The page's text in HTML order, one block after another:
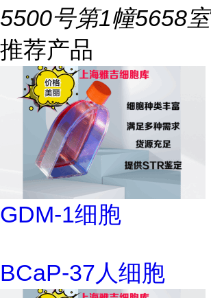
5500号第1幢5658室
推荐产品
GDM-1细胞
BCaP-37人细胞